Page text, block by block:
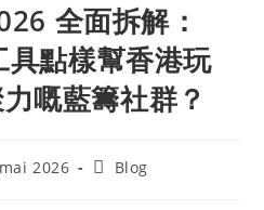
全面拆解：
具點樣幫香港玩
嘅藍籌社群？
2026 Blog